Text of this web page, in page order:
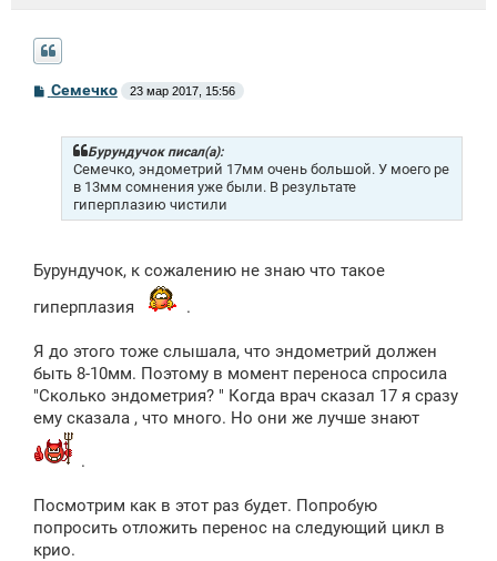
ССемечко 23 мар 2017, 15:56
Бурундучок писал(а):
Семечко, эндометрий 17мм очень большой. У моего ре
в 13мм сомнения уже были. В результате
гиперплазию чистили
Бурундучок, к сожалению не знаю что такое
гиперплазия
.
Я до этого тоже слышала, что эндометрий должен
быть 8-10мм. Поэтому в момент переноса спросила
"Сколько эндометрия? " Когда врач сказал 17 я сразу
ему сказала , что много. Но они же лучше знают
.
Посмотрим как в этот раз будет. Попробую
попросить отложить перенос на следующий цикл в
крио.